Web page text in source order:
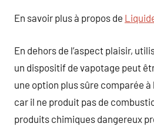
En savoir plus à propos de
En dehors de l’aspect plaisir,
un dispositif de vapotage peut
une option plus sûre comparée
car il ne produit pas de
produits chimiques dangereux